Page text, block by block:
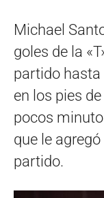
Michael
goles de la
partido hasta
en los pies
pocos
que le
partido.